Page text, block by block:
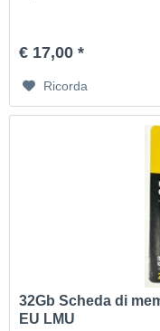
€ 17,00 *
Ricorda
32Gb Scheda di
EU LMU